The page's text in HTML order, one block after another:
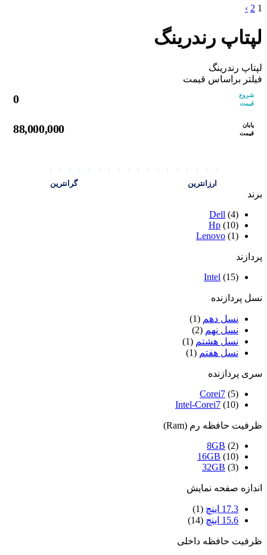
1
2
›
لپتاپ رندرینگ
لپتاپ رندرینگ
فیلتر براساس قیمت
شروع
قیمت
0
پایان
قیمت
88,000,000
ارزانترین گرانترین
برند
Dell (4)
Hp (10)
Lenovo (1)
پردازند
Intel (15)
نسل پردازنده
نسل دهم (1)
نسل نهم (2)
نسل هشتم (1)
نسل هفتم (1)
سری پردازنده
Corei7 (5)
Intel-Corei7 (10)
ظرفیت حافظه رم (Ram)
8GB (2)
16GB (10)
32GB (3)
اندازه صفحه نمایش
17.3 اینچ
(1)
15.6 اینچ
(14)
ظرفیت حافظه داخلی